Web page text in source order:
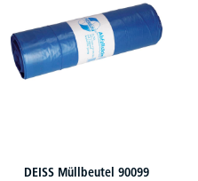
DEISS Müllbeutel 90099